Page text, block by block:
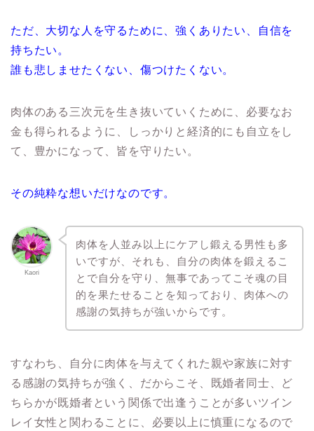
ただ、大切な人を守るために、強くありたい、自信を
持ちたい。
誰も悲しませたくない、傷つけたくない。
肉体のある三次元を生き抜いていくために、必要なお
金も得られるように、しっかりと経済的にも自立をし
て、豊かになって、皆を守りたい。
その純粋な想いだけなのです。
Kaori
肉体を人並み以上にケアし鍛える男性も多
いですが、それも、自分の肉体を鍛えるこ
とで自分を守り、無事であってこそ魂の目
的を果たせることを知っており、肉体への
感謝の気持ちが強いからです。
すなわち、自分に肉体を与えてくれた親や家族に対す
る感謝の気持ちが強く、だからこそ、既婚者同士、ど
ちらかが既婚者という関係で出逢うことが多いツイン
レイ女性と関わることに、必要以上に慎重になるので